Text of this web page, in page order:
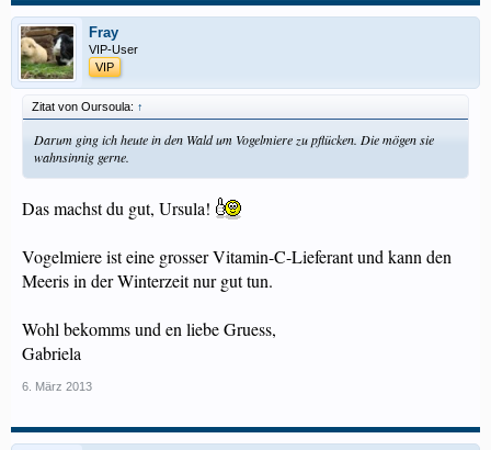
Fray
VIP-User
VIP
Zitat von Oursoula: ↑
Darum ging ich heute in den Wald um Vogelmiere zu pflücken. Die mögen sie
wahnsinnig gerne.
Das machst du gut, Ursula!
Vogelmiere ist eine grosser Vitamin-C-Lieferant und kann den
Meeris in der Winterzeit nur gut tun.
Wohl bekomms und en liebe Gruess,
Gabriela
6. März 2013